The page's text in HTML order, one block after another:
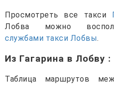
Просмотреть все такси
Лобва можно
службами такси Лобвы.
Из Гагарина в Лобву :
Таблица маршрутов